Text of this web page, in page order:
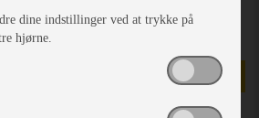
dine indstillinger ved at trykke på
hjørne.